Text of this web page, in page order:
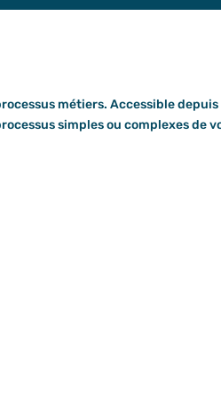
métiers. Accessible
simples ou complexes de